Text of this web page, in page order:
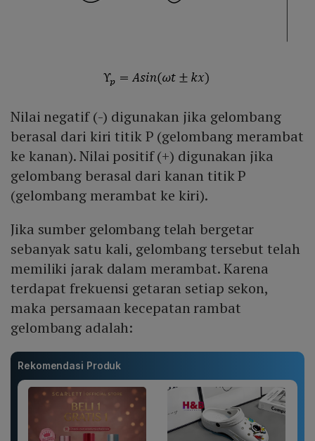
Nilai negatif (-) digunakan jika gelombang
berasal dari kiri titik P (gelombang merambat
ke kanan). Nilai positif (+) digunakan jika
gelombang berasal dari kanan titik P
(gelombang merambat ke kiri).
Jika sumber gelombang telah bergetar
sebanyak satu kali, gelombang tersebut telah
memiliki jarak dalam merambat. Karena
terdapat frekuensi getaran setiap sekon,
maka persamaan kecepatan rambat
gelombang adalah:
Rekomendasi Produk